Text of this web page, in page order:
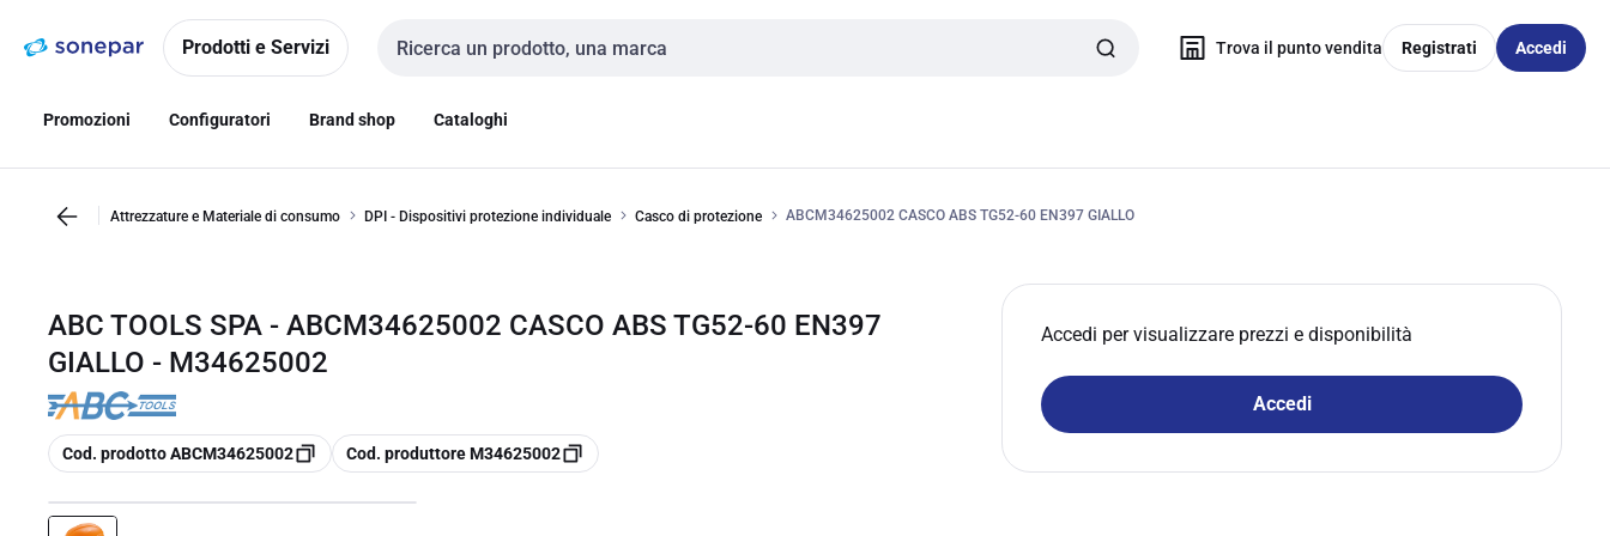
navigazionealla
Prodotti e Servizi
Cerca input
Trova il punto vendita Registrati Accedi
Promozioni Configuratori Brand shop Cataloghi
Attrezzature e Materiale di consumo DPI - Dispositivi protezione individuale Casco di protezione ABCM34625002 CASCO ABS TG52-60 EN397 GIALLO
ABC TOOLS SPA - ABCM34625002 CASCO ABS TG52-60 EN397
GIALLO - M34625002
copia
Cod. prodotto ABCM34625002 copia
Cod. produttore M34625002
Accedi per visualizzare prezzi e disponibilità
Accedi